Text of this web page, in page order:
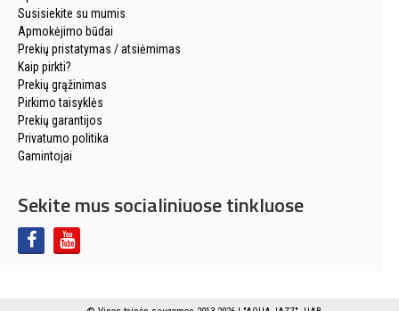
Susisiekite su mumis
Apmokėjimo būdai
Prekių pristatymas / atsiėmimas
Kaip pirkti?
Prekių grąžinimas
Pirkimo taisyklės
Prekių garantijos
Privatumo politika
Gamintojai
Sekite mus socialiniuose tinkluose